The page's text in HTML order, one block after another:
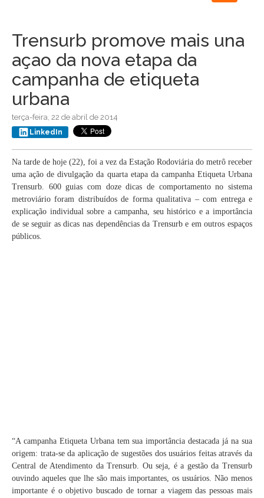
navigation
Trensurb promove mais una
açao da nova etapa da
campanha de etiqueta
urbana
terça-feira, 22 de abril de 2014
LinkedIn
Na tarde de hoje (22), foi a vez da Estação Rodoviária do metrô receber
uma ação de divulgação da quarta etapa da campanha Etiqueta Urbana
Trensurb. 600 guias com doze dicas de comportamento no sistema
metroviário foram distribuídos de forma qualitativa – com entrega e
explicação individual sobre a campanha, seu histórico e a importância
de se seguir as dicas nas dependências da Trensurb e em outros espaços
públicos.
“A campanha Etiqueta Urbana tem sua importância destacada já na sua
origem: trata-se da aplicação de sugestões dos usuários feitas através da
Central de Atendimento da Trensurb. Ou seja, é a gestão da Trensurb
ouvindo aqueles que lhe são mais importantes, os usuários. Não menos
importante é o objetivo buscado de tornar a viagem das pessoas mais